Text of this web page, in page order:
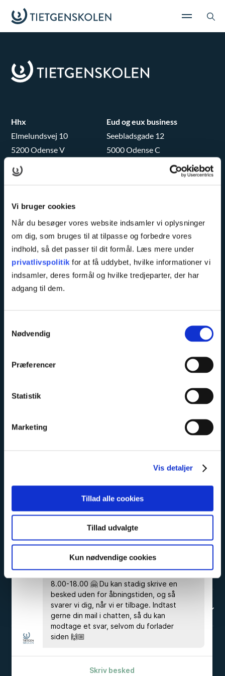
Vi bruger cookies
Når du besøger vores website indsamler vi oplysninger
om dig, som bruges til at tilpasse og forbedre vores
indhold, så det passer til dit formål. Læs mere under
privatlivspolitik for at få uddybet, hvilke informationer vi
indsamler, deres formål og hvilke tredjeparter, der har
adgang til dem.
Nødvendig
Præferencer
Statistik
Marketing
Vis detaljer
Tillad alle cookies
Tillad udvalgte
Kun nødvendige cookies
Hhx
Elmelundsvej 10
5200 Odense V
Tlf.
Eud og eux business
Seebladsgade 12
5000 Odense C
Kurser
Rugårdsvej 286
5210 Odense NV
Tlf.65 45 25 00
TietgenSkolen
Direktion og økonomi
Seebladsgade 12
5000 Odense C
nysgerrige. Vi
lytter til hinanden, er åbne over for muligheder og søger
tager ansvar for fællesskabet og skal være til at stole på. Vi
EUD & EUX BUSINESS
KURSUSPORTALEN
BRUG FOR HJÆLP?
Chatten er bemandet alle hverdage kl.
8.00-18.00 🤗 Du kan stadig skrive en
besked uden for åbningstiden, og så
svarer vi dig, når vi er tilbage. Indtast
gerne din mail i chatten, så du kan
modtage et svar, selvom du forlader
siden 🙌🏼
Skriv besked